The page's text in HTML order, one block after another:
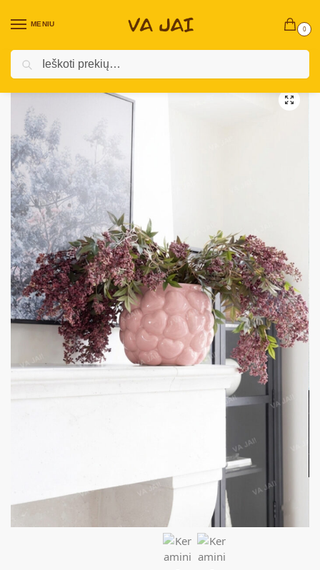
MENIU
0
Pradžia / Keraminis vazonas „Lovely Lillo“